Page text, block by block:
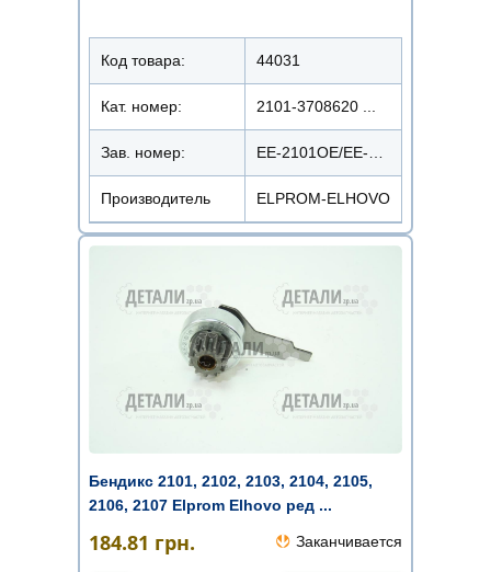
Код товара: 44031
Кат. номер: 2101-3708620 ...
Зав. номер:
Производитель ELPROM-ELHOVO
Бендикс 2101, 2102, 2103, 2104, 2105,
2106, 2107 Elprom Elhovo ред ...
184.81 грн. Заканчивается